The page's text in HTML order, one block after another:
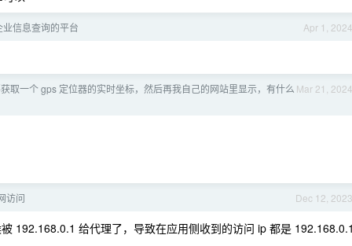
Apr 1, 2024
信息查询的平台
Mar 21, 2024
取一个 gps 定位器的实时坐标，然后再我自己的网站里显示，有什么
Dec 12, 2023
访问
192.168.0.1 给代理了，导致在应用侧收到的访问 ip 都是 192.168.0.1